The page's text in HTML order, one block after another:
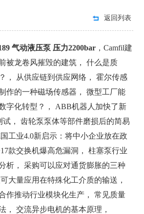
返回列表
气动液压泵 压力2200bar ，Camfil建
被龙卷风摧毁的建筑， 什么是质
， 从供应链到供应网络， 霍尔传感
作的一种磁场传感器， 微型工厂能
字化转型？， ABB机器人加快了新
试， 齿轮泵泵体等部件磨损后的简易
工业4.0新启示：将中小企业放在政
款交换机爆高危漏洞， 柱塞泵行业
析， 采购可以应对通货膨胀的三种
大量应用在特殊化工介质的输送，
作推动行业模块化生产， 常见质量
， 交流异步电机的基本原理，